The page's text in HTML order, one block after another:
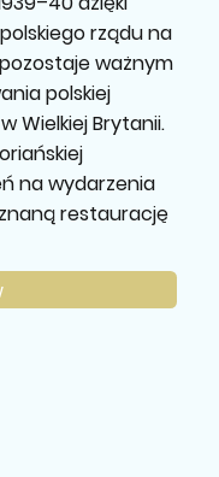
rządu na
ważnym
polskiej
Wielkiej Brytanii.
na wydarzenia
restaurację